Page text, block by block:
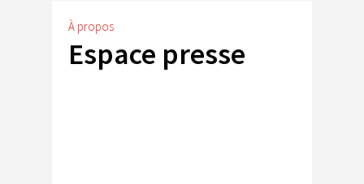
À propos
Espace presse